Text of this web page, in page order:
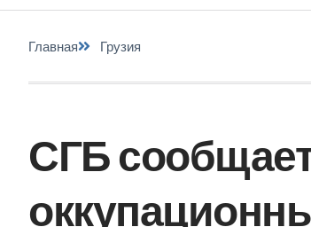
Главная Грузия
СГБ